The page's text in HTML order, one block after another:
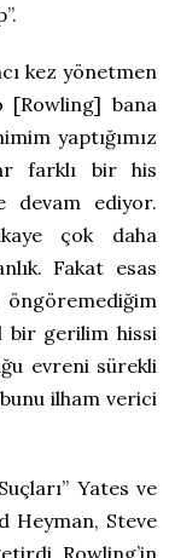
kez yönetmen
[Rowling] bana
yaptığımız
farklı bir his
devam ediyor.
çok daha
Fakat esas
öngöremediğim
bir gerilim hissi
evreni sürekli
ilham verici
Yates ve
Heyman, Steve
Rowling’in